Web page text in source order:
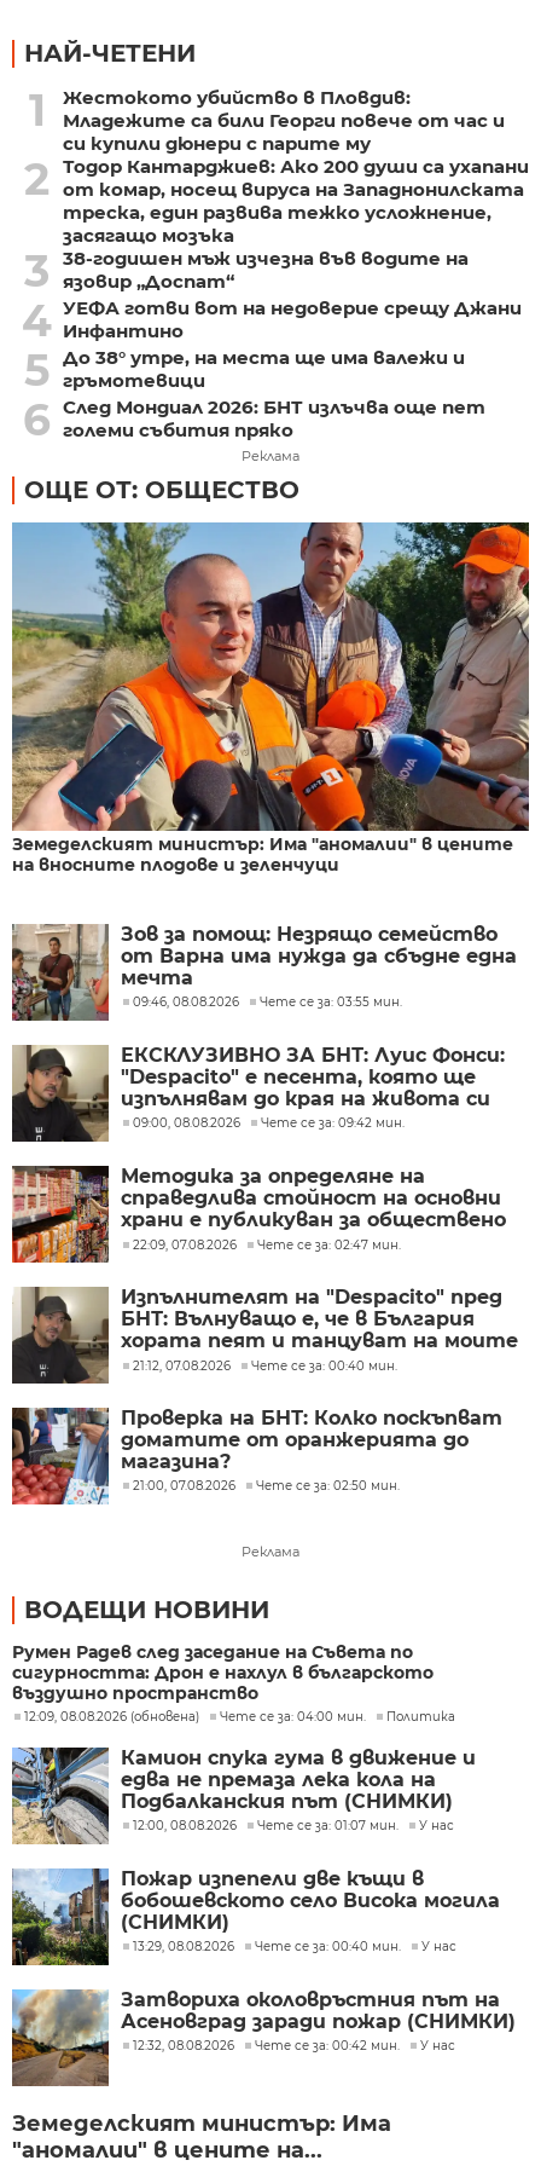
НАЙ-ЧЕТЕНИ
1
Жестокото убийство в Пловдив:
Младежите са били Георги повече от час и
си купили дюнери с парите му
2
Тодор Кантарджиев: Ако 200 души са ухапани
от комар, носещ вируса на Западнонилската
треска, един развива тежко усложнение,
засягащо мозъка
3
38-годишен мъж изчезна във водите на
язовир „Доспат“
4 УЕФА готви вот на недоверие срещу Джани
Инфантино
5 До 38° утре, на места ще има валежи и
гръмотевици
6 След Мондиал 2026: БНТ излъчва още пет
големи събития пряко
Реклама
ОЩЕ ОТ: ОБЩЕСТВО
Земеделският министър: Има "аномалии" в цените
на вносните плодове и зеленчуци
Зов за помощ: Незрящо семейство
от Варна има нужда да сбъдне една
мечта
09:46, 08.08.2026 Чете се за: 03:55 мин.
ЕКСКЛУЗИВНО ЗА БНТ: Луис Фонси:
"Despacito" е песента, която ще
изпълнявам до края на живота си
09:00, 08.08.2026 Чете се за: 09:42 мин.
Методика за определяне на
справедлива стойност на основни
храни е публикуван за обществено
обсъждане
22:09, 07.08.2026 Чете се за: 02:47 мин.
Изпълнителят на "Despacito" пред
БНТ: Вълнуващо е, че в България
хората пеят и танцуват на моите
песни
21:12, 07.08.2026 Чете се за: 00:40 мин.
Проверка на БНТ: Колко поскъпват
доматите от оранжерията до
магазина?
21:00, 07.08.2026 Чете се за: 02:50 мин.
Реклама
ВОДЕЩИ НОВИНИ
Румен Радев след заседание на Съвета по
сигурността: Дрон е нахлул в българското
въздушно пространство
12:09, 08.08.2026 (обновена) Чете се за: 04:00 мин. Политика
Камион спука гума в движение и
едва не премаза лека кола на
Подбалканския път (СНИМКИ)
12:00, 08.08.2026 Чете се за: 01:07 мин. У нас
Пожар изпепели две къщи в
бобошевското село Висока могила
(СНИМКИ)
13:29, 08.08.2026 Чете се за: 00:40 мин. У нас
Затвориха околовръстния път на
Асеновград заради пожар (СНИМКИ)
12:32, 08.08.2026 Чете се за: 00:42 мин. У нас
Земеделският министър: Има
"аномалии" в цените на...